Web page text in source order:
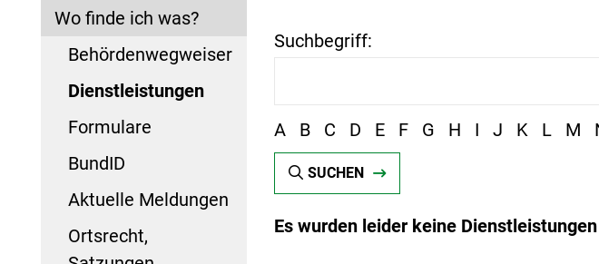
Wo finde ich was?
Behördenwegweiser
Dienstleistungen
Formulare
BundID
Aktuelle Meldungen
Ortsrecht,
Suchbegriff:
A B C D E F G H I J K L M
SUCHEN
Es wurden leider keine